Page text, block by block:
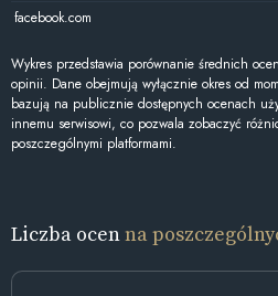
facebook.com
Wykres przedstawia porównanie średnich
opinii. Dane obejmują wyłącznie okres od
bazują na publicznie dostępnych ocenach
innemu serwisowi, co pozwala zobaczyć
poszczególnymi platformami.
Liczba ocenna